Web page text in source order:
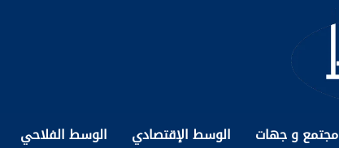
مجتمع و جهات الوسط الإقتصادي الوسط الفلاحي